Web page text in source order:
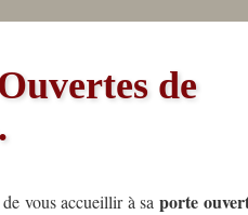
de
vous accueillir à sa porte